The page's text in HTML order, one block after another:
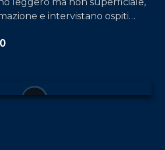
e intervistano ospiti